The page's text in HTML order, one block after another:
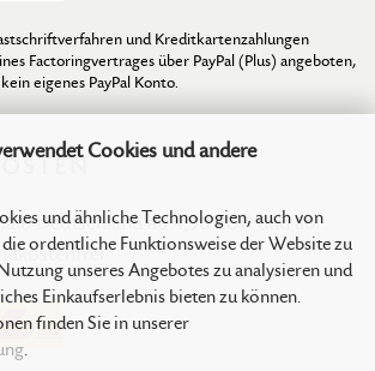
Cookies und andere
und ähnliche Technologien, auch von
ordentliche Funktionsweise der Website zu
unseres Angebotes zu analysieren und
Einkaufserlebnis bieten zu können.
finden Sie in unserer
.
und Kreditkartenzahlungen
Factoringvertrages über PayPal (Plus) angeboten,
eigenes PayPal Konto.
Deutschland ab 4,90 EUR und ab